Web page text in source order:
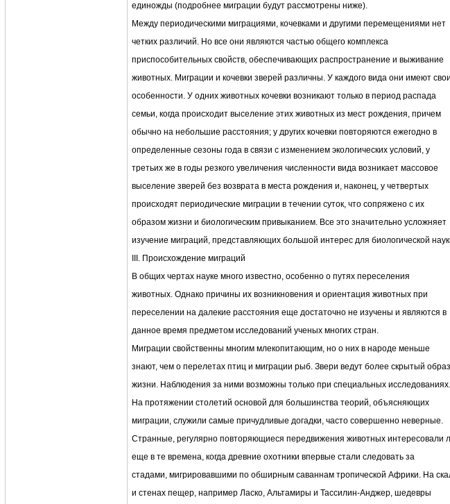
единожды (подробнее миграции будут рассмотрены ниже).
Между периодическими миграциями, кочевками и другими перемещениями нет
четких различий. Но все они являются частью общего комплекса
приспособительных свойств, обеспечивающих распространение и выживание
животных. Миграции и кочевки зверей различны. У каждого вида они имеют свои
особенности. У одних животных кочевки возникают только в период распада
семьи, когда происходит выселение этих животных из мест рождения, причем
обычно на небольшие расстояния; у других кочевки повторяются ежегодно в
определенные сезоны года в связи с изменением экологических условий, у
третьих же в годы резкого увеличения численности вида возникает массовое
выселение зверей без возврата в места рождения и, наконец, у четвертых
происходят периодические миграции в течении суток, что сопряжено с их
образом жизни и биологическим привыканием. Все это значительно усложняет
изучение миграций, представляющих большой интерес для биологической
III. Происхождение миграций
В общих чертах науке много известно, особенно о путях переселения
животных. Однако причины их возникновения и ориентация животных при
переселении на далекие расстояния еще достаточно не изучены и являются в
данное время предметом исследований ученых многих стран.
Миграции свойственны многим млекопитающим, но о них в народе меньше
знают, чем о перелетах птиц и миграции рыб. Звери ведут более скрытый образ
жизни. Наблюдения за ними возможны только при специальных исследованиях.
На протяжении столетий основой для большинства теорий, объясняющих
миграции, служили самые причудливые догадки, часто совершенно неверные.
Странные, регулярно повторяющиеся передвижения животных интересовали
еще в те времена, когда древние охотники впервые стали следовать за
стадами, мигрировавшими по обширным саваннам тропической Африки. На
и стенах пещер, например Ласко, Альтамиры и Тассилин-Анджер, шедевры